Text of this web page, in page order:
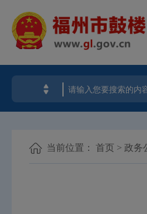
当前位置： 首页 > 政务